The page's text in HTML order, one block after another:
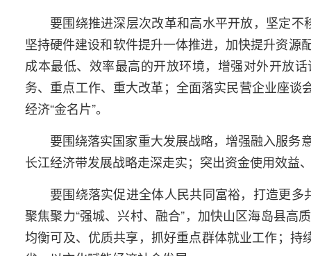
要围绕推进深层次改革和高水平开放，坚定不
坚持硬件建设和软件提升一体推进，加快提升资
成本最低、效率最高的开放环境，增强对外开放
务、重点工作、重大改革；全面落实民营企业座谈
经济“金名片”。
要围绕落实国家重大发展战略，增强融入服务
长江经济带发展战略走深走实；突出资金使用效益
要围绕落实促进全体人民共同富裕，打造更多
聚焦聚力“强城、兴村、融合”，加快山区海岛县
均衡可及、优质共享，抓好重点群体就业工作；持